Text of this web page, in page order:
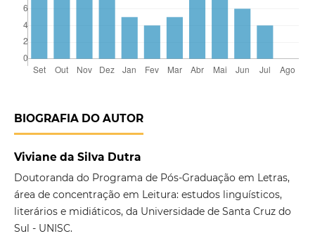
BIOGRAFIA DO AUTOR
Viviane da Silva Dutra
Doutoranda do Programa de Pós-Graduação em Letras,
área de concentração em Leitura: estudos linguísticos,
literários e midiáticos, da Universidade de Santa Cruz do
Sul - UNISC.